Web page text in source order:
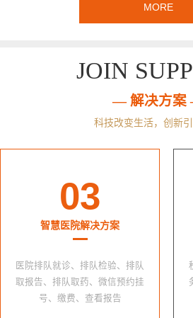
MORE
JOIN
— 解决方
科技改变生活，创新
03
智慧医院解决方案
医院排队就诊、排队检验、排队
取报告、排队取药、微信预约挂
号、缴费、查看报告